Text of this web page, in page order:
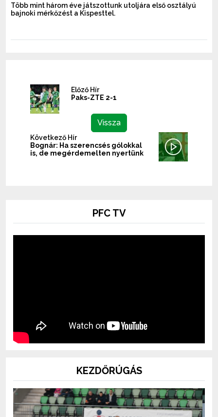
Több mint három éve játszottunk utoljára első osztályú
bajnoki mérkőzést a Kispesttel.
Előző Hír
Paks-ZTE 2-1
Vissza
Következő Hír
Bognár: Ha szerencsés gólokkal
is, de megérdemelten nyertünk
PFC TV
KEZDŐRÚGÁS